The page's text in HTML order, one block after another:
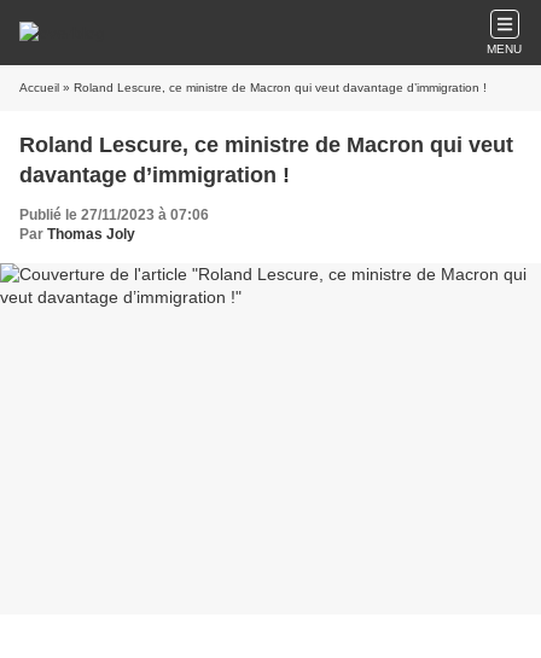
MENU
Accueil » Roland Lescure, ce ministre de Macron qui veut davantage d’immigration !
Roland Lescure, ce ministre de Macron qui veut
davantage d’immigration !
Publié le 27/11/2023 à 07:06
Par Thomas Joly